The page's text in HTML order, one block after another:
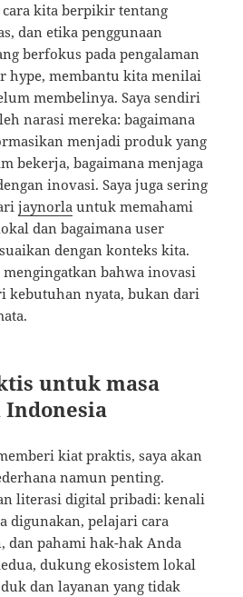
kita berpikir tentang
dan etika penggunaan
berfokus pada pengalaman
hype, membantu kita menilai
membelinya. Saya sendiri
narasi mereka: bagaimana
menjadi produk yang
bekerja, bagaimana menjaga
inovasi. Saya juga sering
jaynorla untuk memahami
dan bagaimana user
dengan konteks kita.
mengingatkan bahwa inovasi
kebutuhan nyata, bukan dari
untuk masa
kiat praktis, saya akan
namun penting.
literasi digital pribadi: kenali
digunakan, pelajari cara
dan pahami hak-hak Anda
dukung ekosistem lokal
dan layanan yang tidak